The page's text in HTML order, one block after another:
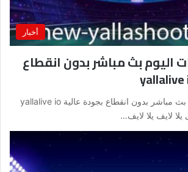
أخبار
اليوم بث مباشر بدون انقطاع
يلا لايف مباريات اليوم بث مباشر بدون انقطاع بجودة عالية yallalive io
لايف يلا لايف…